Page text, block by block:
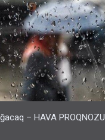
– HAVA PROQNOZU